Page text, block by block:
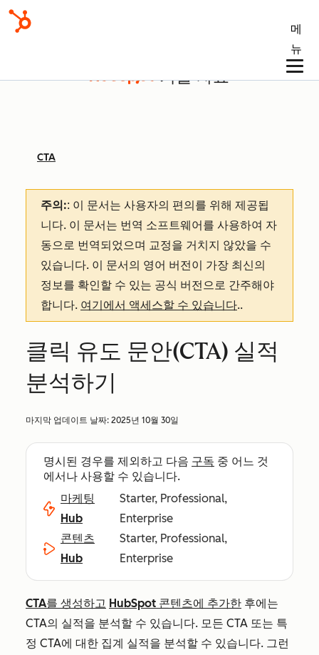
메
뉴
기술 자료
CTA
주의:: 이 문서는 사용자의 편의를 위해 제공됩
니다. 이 문서는 번역 소프트웨어를 사용하여 자
동으로 번역되었으며 교정을 거치지 않았을 수
있습니다. 이 문서의 영어 버전이 가장 최신의
정보를 확인할 수 있는 공식 버전으로 간주해야
합니다. 여기에서 액세스할 수 있습니다..
클릭 유도 문안(CTA) 실적
분석하기
마지막 업데이트 날짜: 2025년 10월 30일
명시된 경우를 제외하고 다음 구독 중 어느 것
에서나 사용할 수 있습니다.
마케팅
Hub
Starter, Professional,
Enterprise
콘텐츠
Hub
Starter, Professional,
Enterprise
CTA를 생성하고 HubSpot 콘텐츠에 추가한 후에는
CTA의 실적을 분석할 수 있습니다. 모든 CTA 또는 특
정 CTA에 대한 집계 실적을 분석할 수 있습니다. 그런